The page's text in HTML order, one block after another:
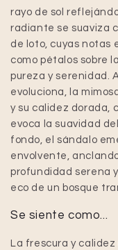
rayo de sol
radiante se suaviza
de loto, cuyas notas
como pétalos sobre
pureza y serenidad.
evoluciona, la
y su calidez dorada,
evoca la suavidad
fondo, el sándalo
envolvente,
profundidad serena
eco de un bosque
Se siente como...
La frescura y